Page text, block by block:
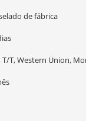
de fábrica
T/T, Western Union,